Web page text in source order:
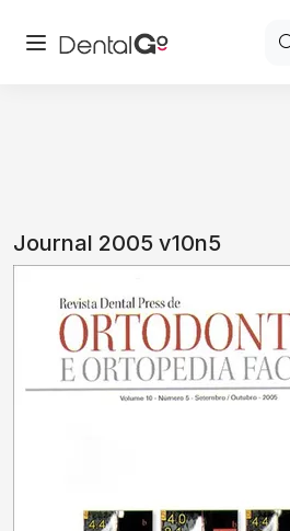
Journal 2005 v10n5